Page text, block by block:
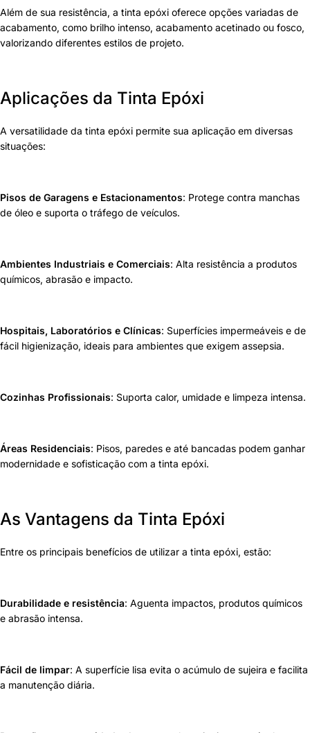
Além de sua resistência, a tinta epóxi oferece opções variadas de
acabamento, como brilho intenso, acabamento acetinado ou fosco,
valorizando diferentes estilos de projeto.
Aplicações da Tinta Epóxi
A versatilidade da tinta epóxi permite sua aplicação em diversas
situações:
Pisos de Garagens e Estacionamentos: Protege contra manchas
de óleo e suporta o tráfego de veículos.
Ambientes Industriais e Comerciais: Alta resistência a produtos
químicos, abrasão e impacto.
Hospitais, Laboratórios e Clínicas: Superfícies impermeáveis e de
fácil higienização, ideais para ambientes que exigem assepsia.
Cozinhas Profissionais: Suporta calor, umidade e limpeza intensa.
Áreas Residenciais: Pisos, paredes e até bancadas podem ganhar
modernidade e sofisticação com a tinta epóxi.
As Vantagens da Tinta Epóxi
Entre os principais benefícios de utilizar a tinta epóxi, estão:
Durabilidade e resistência: Aguenta impactos, produtos químicos
e abrasão intensa.
Fácil de limpar: A superfície lisa evita o acúmulo de sujeira e facilita
a manutenção diária.